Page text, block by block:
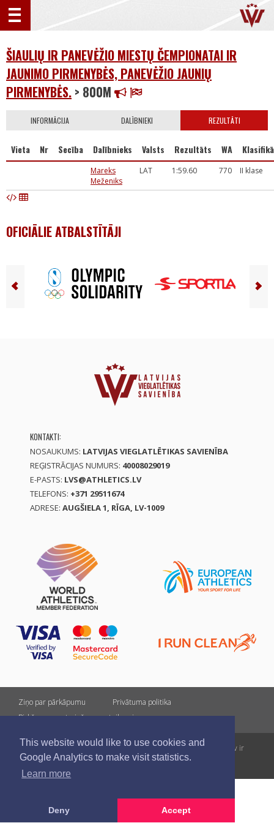
This website would like to use cookies and
Google Analytics to make visit statistics.
Learn more
Deny Accept
ŠIAULIŲ IR PANEVĖŽIO MIESTŲ ČEMPIONATAI IR
JAUNIMO PIRMENYBĖS, PANEVĖŽIO JAUNIŲ
PIRMENYBĖS. > 800M
INFORMĀCIJA DALĪBNIEKI REZULTĀTI
Vieta Nr Secība Dalībnieks Valsts Rezultāts WA
Mareks
Meženiks
LAT 1:59.60 770 II klase
OFICIĀLIE ATBALSTĪTĀJI
KONTAKTI:
NOSAUKUMS: LATVIJAS VIEGLATLĒTIKAS SAVIENĪBA
REĢISTRĀCIJAS NUMURS: 40008029019
E-PASTS: LVS@ATHLETICS.LV
TELEFONS: +371 29511674
ADRESE: AUGŠIELA 1, RĪGA, LV-1009
Ziņo par pārkāpumu
Privātuma politika
Pirkšanas un atgriešanas noteikumi
Visas tiesības rezervētas. Pārpublicēšanas gadījumā saite uz athletics.lv ir
obligāta.